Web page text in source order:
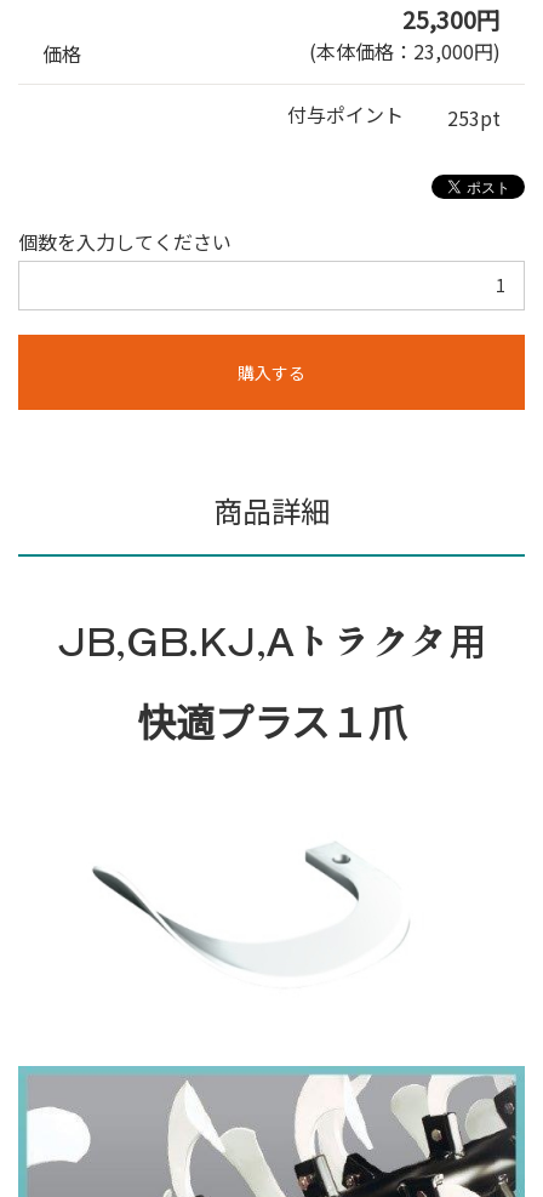
価格
25,300円
(本体価格：23,000円)
付与ポイント 253pt
個数を入力してください
商品詳細
JB,GB.KJ,Aトラクタ用
快適プラス１爪